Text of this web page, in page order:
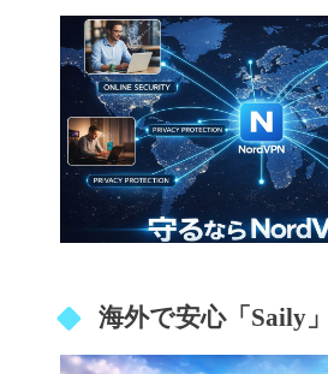
海外で安心「Saily」